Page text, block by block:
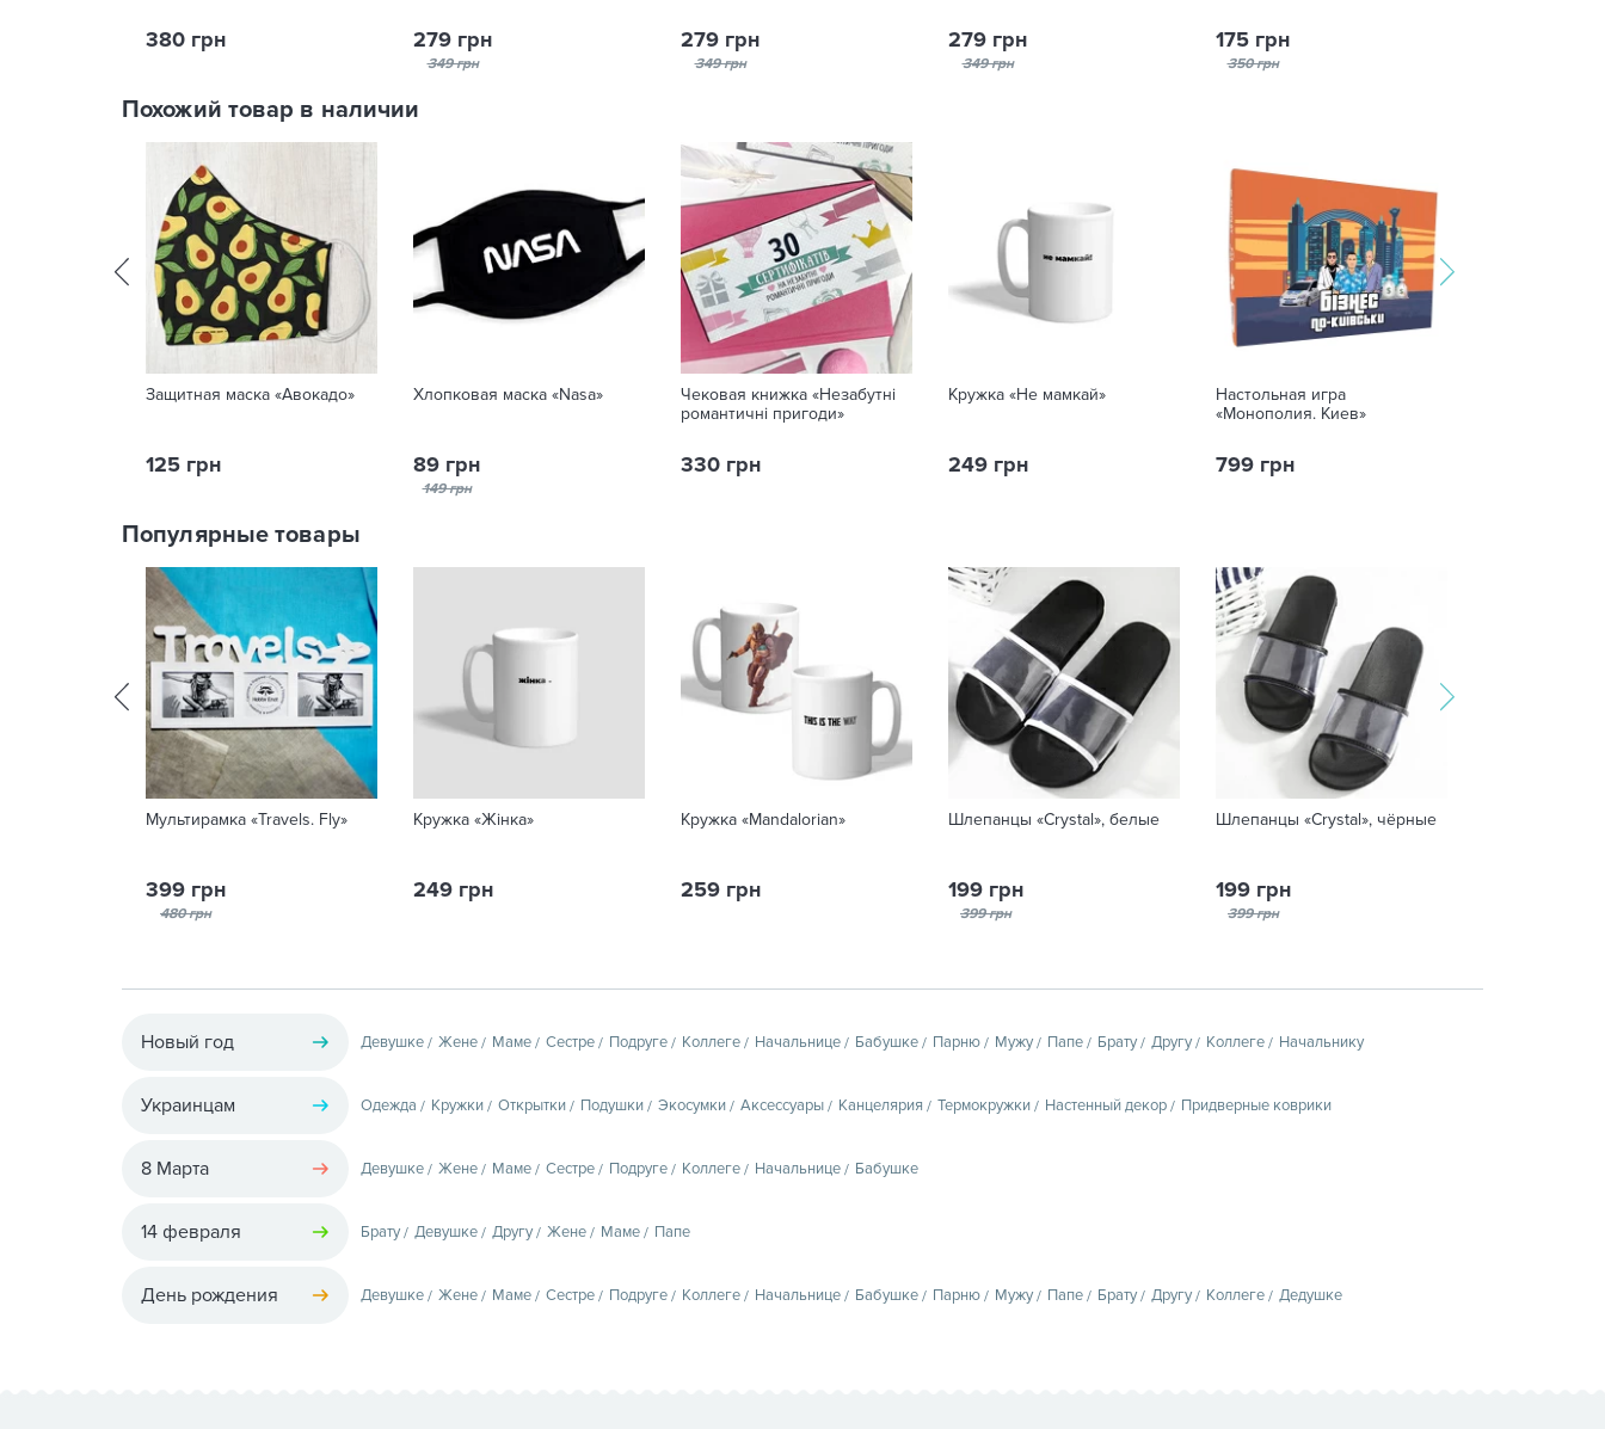
380 грн 279 грн
349 грн
279 грн
349 грн
279 грн
349 грн
175 грн
350 грн
Похожий товар в наличии
Защитная маска «Авокадо»
125 грн
Хлопковая маска «Nasa»
89 грн
149 грн
Чековая книжка «Незабутні
романтичні пригоди»
330 грн
Кружка «Не мамкай»
249 грн
Настольная игра
«Монополия. Киев»
799 грн
Популярные товары
Мультирамка «Travels. Fly»
399 грн
480 грн
Кружка «Жінка»
249 грн
Кружка «Mandalorian»
259 грн
Шлепанцы «Crystal», белые
199 грн
399 грн
Шлепанцы «Crystal», чёрные
199 грн
399 грн
Новый год Девушке Жене Маме Сестре Подруге Коллеге Начальнице Бабушке Парню Мужу Папе Брату Другу Коллеге Начальнику
Украинцам Одежда Кружки Открытки Подушки Экосумки Аксессуары Канцелярия Термокружки Настенный декор Придверные коврики
8 Марта Девушке Жене Маме Сестре Подруге Коллеге Начальнице Бабушке
14 февраля Брату Девушке Другу Жене Маме Папе
День рождения Девушке Жене Маме Сестре Подруге Коллеге Начальнице Бабушке Парню Мужу Папе Брату Другу Коллеге Дедушке